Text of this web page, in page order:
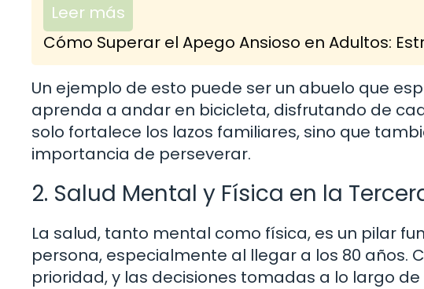
Leer más
Cómo Superar el Apego Ansioso en Adultos:
Un ejemplo de esto puede ser un abuelo que
aprenda a andar en bicicleta, disfrutando de
solo fortalece los lazos familiares, sino que
importancia de perseverar.
2. Salud Mental y Física en la
La salud, tanto mental como física, es un pilar
persona, especialmente al llegar a los 80 años.
prioridad, y las decisiones tomadas a lo largo